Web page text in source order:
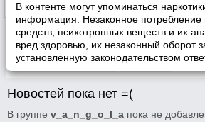
В контенте могут упоминаться
информация. Незаконное потребление
средств, психотропных веществ и их
вред здоровью, их незаконный оборот
установленную законодательством
Подписаться
Участники О группе
Новостей пока нет =(
В группе v_a_n_g_o_l_a пока не